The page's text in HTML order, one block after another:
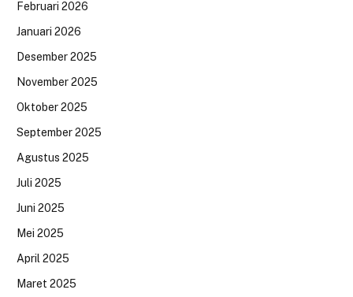
Februari 2026
Januari 2026
Desember 2025
November 2025
Oktober 2025
September 2025
Agustus 2025
Juli 2025
Juni 2025
Mei 2025
April 2025
Maret 2025